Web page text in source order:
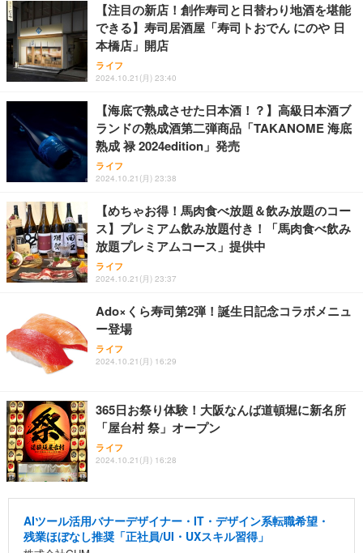
【注目の新店！創作寿司と日替わり地酒を堪能
できる】寿司居酒屋「寿司トおでん にのや 日
本橋店」開店
ライフ
2024.10.21(月) 23:40
【海底で熟成させた日本酒！？】高級日本酒ブ
ランドの熟成酒第二弾商品「TAKANOME 海底
熟成 禄 2024edition」発売
ライフ
2024.10.21(月) 23:38
【めちゃお得！馬肉食べ放題＆飲み放題のコー
ス】プレミアム飲み放題付き！「馬肉食べ飲み
放題プレミアムコース」提供中
ライフ
2024.10.21(月) 23:37
Ado×くら寿司第2弾！誕生日記念コラボメニュ
ー登場
ライフ
2024.10.21(月) 16:29
365日お祭り体験！大阪なんば道頓堀に新名所
「屋台村 祭」オープン
ライフ
2024.10.21(月) 16:28
AIツール活用バナーデザイナー・IT・デザイン系転職希望・
残業ほぼなし推奨「正社員/UI・UXスキル習得」